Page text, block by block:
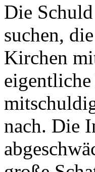
Die
suchen,
Kirchen
nach. Die